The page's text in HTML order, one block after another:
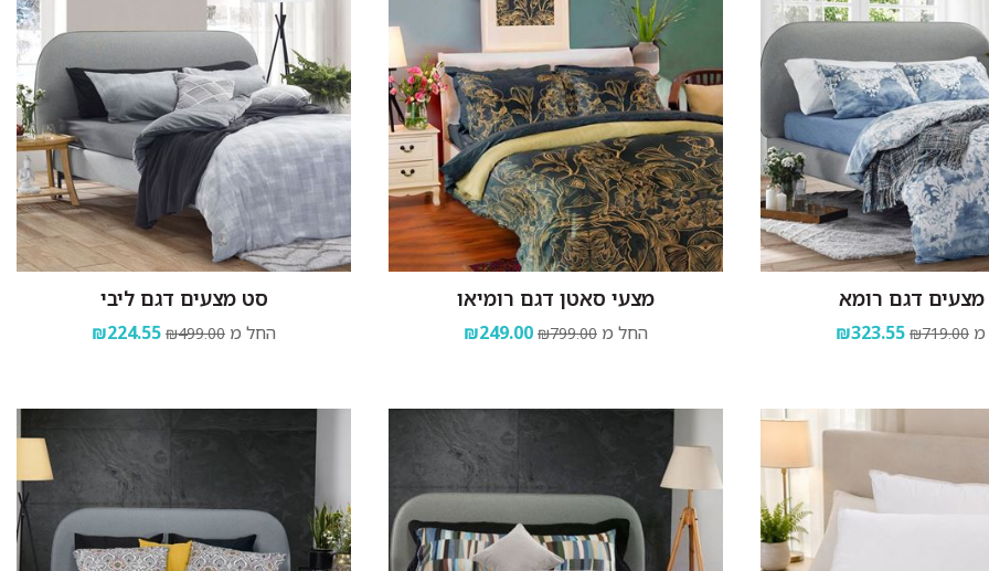
דגם רומא
מ ₪719.00
₪323.55
מצעי סאטן דגם רומיאו
החל מ ₪799.00
₪249.00
סט מצעים דגם ליבי
החל מ ₪499.00
₪224.55